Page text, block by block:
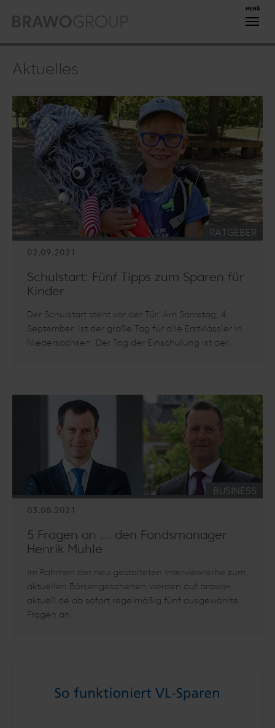
Aktuelles
KATEGORIE:
RATGEBER
02.09.2021
Schulstart: Fünf Tipps zum Sparen für
Kinder
Der Schulstart steht vor der Tür: Am Samstag, 4.
September, ist der große Tag für alle Erstklässler in
Niedersachsen. Der Tag der Einschulung ist der…
KATEGORIE:
BUSINESS
03.08.2021
5 Fragen an ... den Fondsmanager
Henrik Muhle
Im Rahmen der neu gestalteten Interviewreihe zum
aktuellen Börsengeschehen werden auf brawo-
aktuell.de ab sofort regelmäßig fünf ausgewählte
Fragen an…